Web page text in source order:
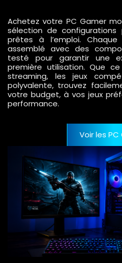
Achetez votre PC Gamer
sélection de
prêtes à l’emploi.
assemblé avec des
testé pour garantir une
première utilisation. Que
streaming, les jeux
polyvalente, trouvez
votre budget, à vos jeux
performance.
Voir les